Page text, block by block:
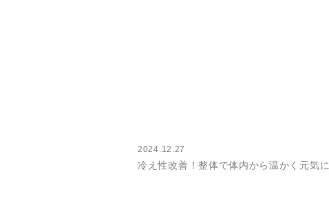
2024.12.27
冷え性改善！整体で体内から温かく元気に